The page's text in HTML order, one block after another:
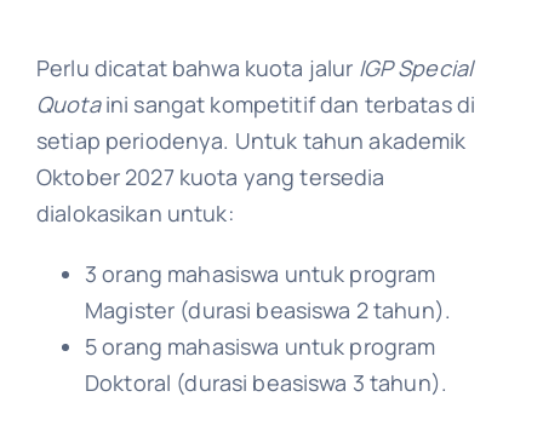
Perlu dicatat bahwa kuota jalur IGP Special
Quotaini sangat kompetitif dan terbatas di
setiap periodenya. Untuk tahun akademik
Oktober 2027 kuota yang tersedia
dialokasikan untuk:
3 orang mahasiswa untuk program
Magister (durasi beasiswa 2 tahun).
5 orang mahasiswa untuk program
Doktoral (durasi beasiswa 3 tahun).